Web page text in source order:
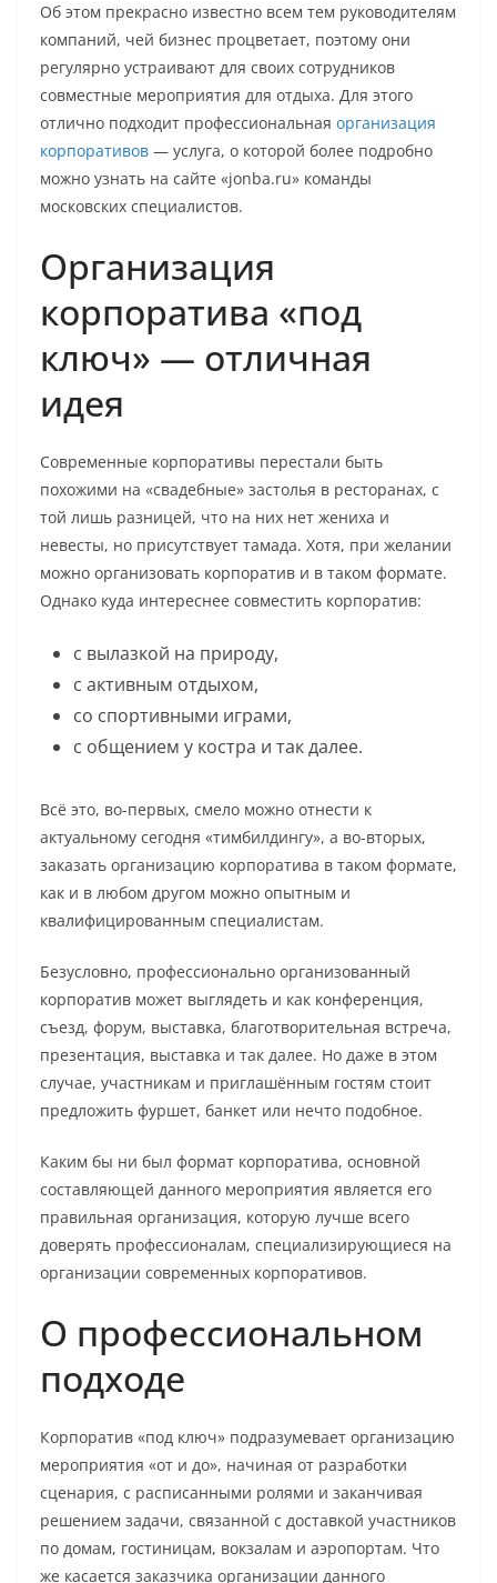
Об этом прекрасно известно всем тем руководителям
компаний, чей бизнес процветает, поэтому они
регулярно устраивают для своих сотрудников
совместные мероприятия для отдыха. Для этого
отлично подходит профессиональная организация
корпоративов — услуга, о которой более подробно
можно узнать на сайте «jonba.ru» команды
московских специалистов.
Организация
корпоратива «под
ключ» — отличная
идея
Современные корпоративы перестали быть
похожими на «свадебные» застолья в ресторанах, с
той лишь разницей, что на них нет жениха и
невесты, но присутствует тамада. Хотя, при желании
можно организовать корпоратив и в таком формате.
Однако куда интереснее совместить корпоратив:
с вылазкой на природу,
с активным отдыхом,
со спортивными играми,
с общением у костра и так далее.
Всё это, во-первых, смело можно отнести к
актуальному сегодня «тимбилдингу», а во-вторых,
заказать организацию корпоратива в таком формате,
как и в любом другом можно опытным и
квалифицированным специалистам.
Безусловно, профессионально организованный
корпоратив может выглядеть и как конференция,
съезд, форум, выставка, благотворительная встреча,
презентация, выставка и так далее. Но даже в этом
случае, участникам и приглашённым гостям стоит
предложить фуршет, банкет или нечто подобное.
Каким бы ни был формат корпоратива, основной
составляющей данного мероприятия является его
правильная организация, которую лучше всего
доверять профессионалам, специализирующиеся на
организации современных корпоративов.
О профессиональном
подходе
Корпоратив «под ключ» подразумевает организацию
мероприятия «от и до», начиная от разработки
сценария, с расписанными ролями и заканчивая
решением задачи, связанной с доставкой участников
по домам, гостиницам, вокзалам и аэропортам. Что
же касается заказчика организации данного